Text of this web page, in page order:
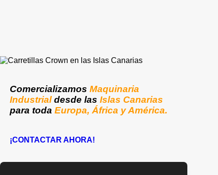
Comercializamos Maquinaria
Industrialdesde las Islas Canarias
para toda Europa, África y América.
¡CONTACTAR AHORA!